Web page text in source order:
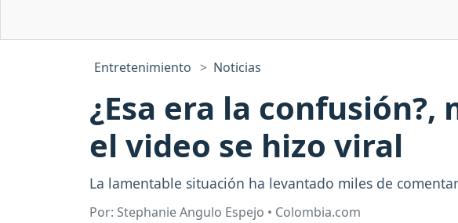
Entretenimiento Noticias
¿Esa era la
el video se hizo viral
La lamentable situación ha levantado miles de
Por: Stephanie Angulo Espejo • Colombia.com